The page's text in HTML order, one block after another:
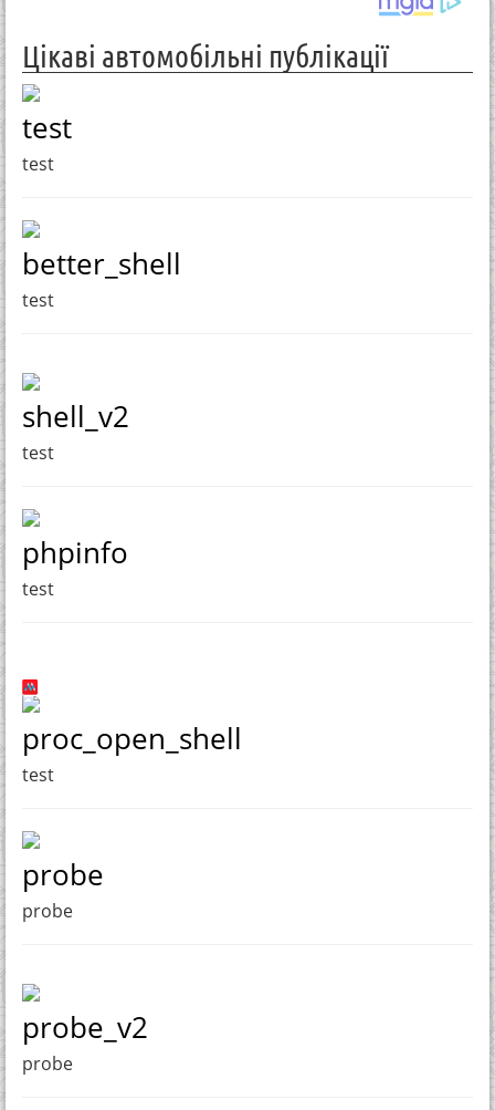
Цікаві автомобільні публікації
test
test
better_shell
test
shell_v2
test
phpinfo
test
proc_open_shell
test
probe
probe
probe_v2
probe